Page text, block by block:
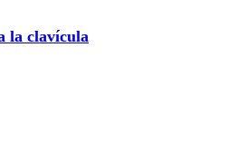
la clavícula